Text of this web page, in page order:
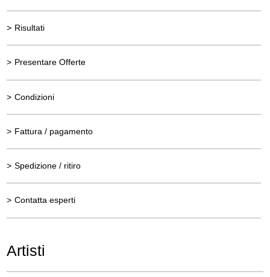
> Risultati
> Presentare Offerte
> Condizioni
> Fattura / pagamento
> Spedizione / ritiro
> Contatta esperti
Artisti